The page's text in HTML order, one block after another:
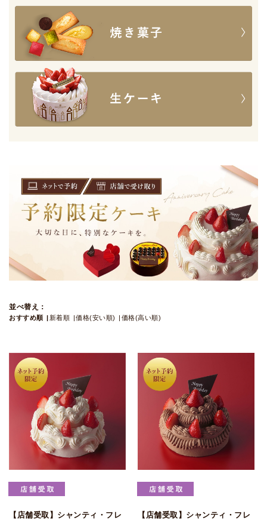
並べ替え：
おすすめ順 新着順 価格(安い順) 価格(高い順)
【店舗受取】シャンティ・フレ
【店舗受取】シャンティ・フレ